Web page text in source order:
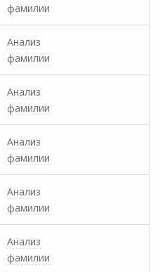
фамилии
Анализ
фамилии
Анализ
фамилии
Анализ
фамилии
Анализ
фамилии
Анализ
фамилии